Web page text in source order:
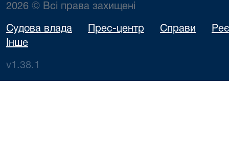
2026 © Всі права захищені
Судова влада Прес-центр Справи
Інше
v1.38.1